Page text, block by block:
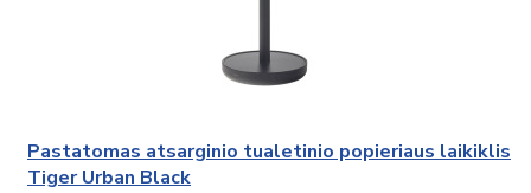
Pastatomas atsarginio tualetinio popieriaus laikiklis
Tiger Urban Black